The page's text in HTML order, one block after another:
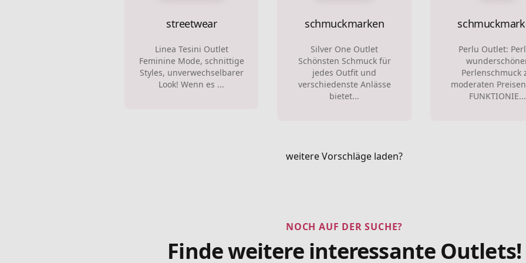
streetwear
Linea Tesini Outlet
Feminine Mode, schnittige
Styles, unverwechselbarer
Look! Wenn es ...
schmuckmarken
Silver One Outlet
Schönsten Schmuck für
jedes Outfit und
verschiedenste Anlässe
bietet...
Perlu Outlet:
Perlenschmuck
moderaten
FUNKTIONIE...
weitere Vorschläge laden?
NOCH AUF DER SUCHE?
Finde weitere interessante Outlets!